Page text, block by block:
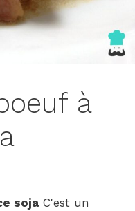
à
soja C'est un